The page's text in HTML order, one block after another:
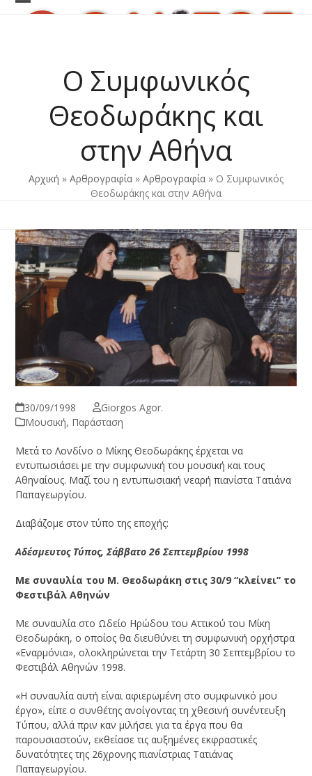
Skip
Open
Close
Ο Συμφωνικός
Θεοδωράκης και
στην Αθήνα
Αρχική » Αρθρογραφία » Αρθρογραφία » Ο Συμφωνικός
Θεοδωράκης και στην Αθήνα
30/09/1998
Giorgos Agor.
Μουσική, Παράσταση
Μετά το Λονδίνο ο Μίκης Θεοδωράκης έρχεται να
εντυπωσιάσει με την συμφωνική του μουσική και τους
Αθηναίους. Μαζί του η εντυπωσιακή νεαρή πιανίστα Τατιάνα
Παπαγεωργίου.
Διαβάζομε στον τύπο της εποχής:
Αδέσμευτος Τύπος, Σάββατο 26 Σεπτεμβρίου 1998
Με συναυλία του Μ. Θεοδωράκη στις 30/9 “κλείνει” το
Φεστιβάλ Αθηνών
Με συναυλία στο Ωδείο Ηρώδου του Αττικού του Μίκη
Θεοδωράκη, ο οποίος θα διευθύνει τη συμφωνική ορχήστρα
«Εναρμόνια», ολοκληρώνεται την Τετάρτη 30 Σεπτεμβρίου το
Φεστιβάλ Αθηνών 1998.
«Η συναυλία αυτή είναι αφιερωμένη στο συμφωνικό μου
έργο», είπε ο συνθέτης ανοίγοντας τη χθεσινή συνέντευξη
Τύπου, αλλά πριν καν μιλήσει για τα έργα που θα
παρουσιαστούν, εκθείασε τις αυξημένες εκφραστικές
δυνατότητες της 26χρονης πιανίστριας Τατιάνας
Παπαγεωργίου.